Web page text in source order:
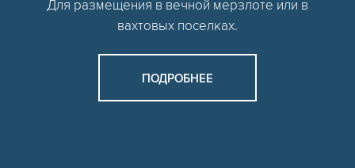
Для размещения в вечной мерзлоте или в
вахтовых поселках.
ПОДРОБНЕЕ